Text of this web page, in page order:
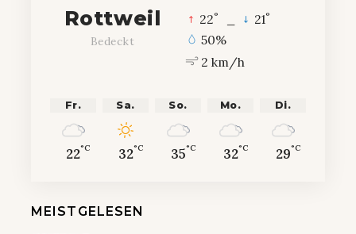
Rottweil
Bedeckt
22° 21°
50%
2 km/h
Fr.
22°C
Sa.
32°C
So.
35°C
Mo.
32°C
Di.
29°C
MEISTGELESEN